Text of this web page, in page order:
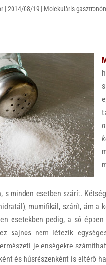
|2014/08/19 | Molekuláris
s minden esetben szárít.
mumifikál, szárít, ám a
esetekben pedig, a só
sajnos nem létezik
jelenségekre
és húsrészenként is eltérő